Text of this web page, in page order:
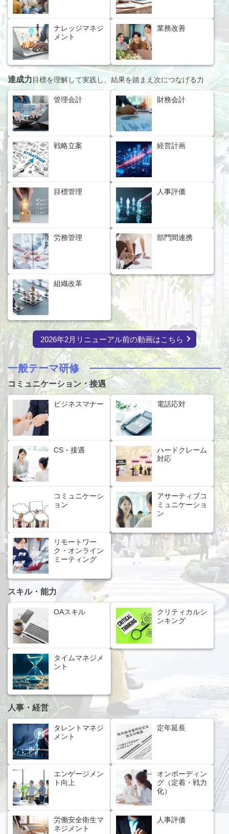
ナレッジマネジ
メント
業務改善
達成力目標を理解して実践し、結果を踏まえ次につなげる力
管理会計 財務会計
戦略立案 経営計画
目標管理 人事評価
労務管理 部門間連携
組織改革
2026年2月リニューアル前の動画はこちら
一般テーマ研修
コミュニケーション・接遇
ビジネスマナー 電話応対
CS・接遇
ハードクレーム
対応
コミュニケーシ
ョン
アサーティブコ
ミュニケーショ
ン
リモートワー
ク・オンライン
ミーティング
スキル・能力
OAスキル
クリティカルシ
ンキング
タイムマネジメ
ント
人事・経営
タレントマネジ
メント
定年延長
エンゲージメン
ト向上
オンボーディン
グ（定着・戦力
化）
労働安全衛生マ
ネジメント
人事評価